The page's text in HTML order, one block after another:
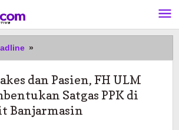
»
Nakes
Pasien,
FH
ULM
dan Pasien, FH ULM
Satgas PPK di
Banjarmasin